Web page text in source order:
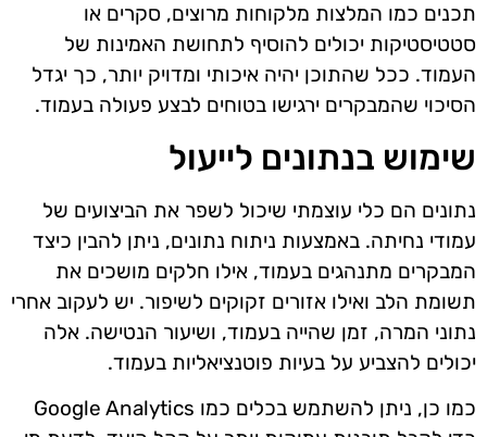
תכנים כמו המלצות מלקוחות מרוצים, סקרים או
סטטיסטיקות יכולים להוסיף לתחושת האמינות של
העמוד. ככל שהתוכן יהיה איכותי ומדויק יותר, כך יגדל
הסיכוי שהמבקרים ירגישו בטוחים לבצע פעולה בעמוד.
שימוש בנתונים לייעול
נתונים הם כלי עוצמתי שיכול לשפר את הביצועים של
עמודי נחיתה. באמצעות ניתוח נתונים, ניתן להבין כיצד
המבקרים מתנהגים בעמוד, אילו חלקים מושכים את
תשומת הלב ואילו אזורים זקוקים לשיפור. יש לעקוב אחרי
נתוני המרה, זמן שהייה בעמוד, ושיעור הנטישה. אלה
יכולים להצביע על בעיות פוטנציאליות בעמוד.
כמו כן, ניתן להשתמש בכלים כמו Google Analytics